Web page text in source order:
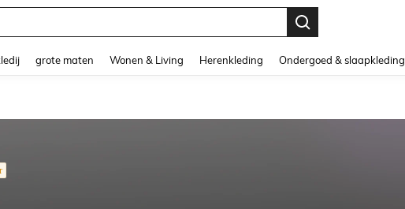
grote maten Wonen & Living Herenkleding Ondergoed & slaapkleding